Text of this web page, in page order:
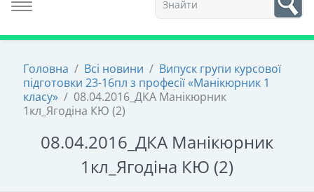
Toggle navigation
1
Головна / Всі новини / Випуск групи курсової
підготовки 23-16пл з професії «Манікюрник 1
класу» / 08.04.2016_ДКА Манікюрник
1кл_Ягодіна КЮ (2)
08.04.2016_ДКА Манікюрник
1кл_Ягодіна КЮ (2)